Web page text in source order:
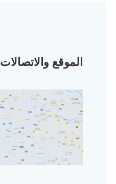
الموقع والاتصالات